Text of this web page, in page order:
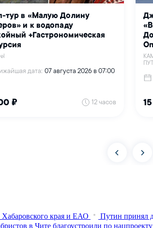
края и ЕАО
Путин принял
в Чите благоустроили по